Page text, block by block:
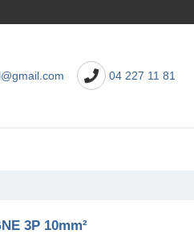
04 227 11 81
3P 10mm²